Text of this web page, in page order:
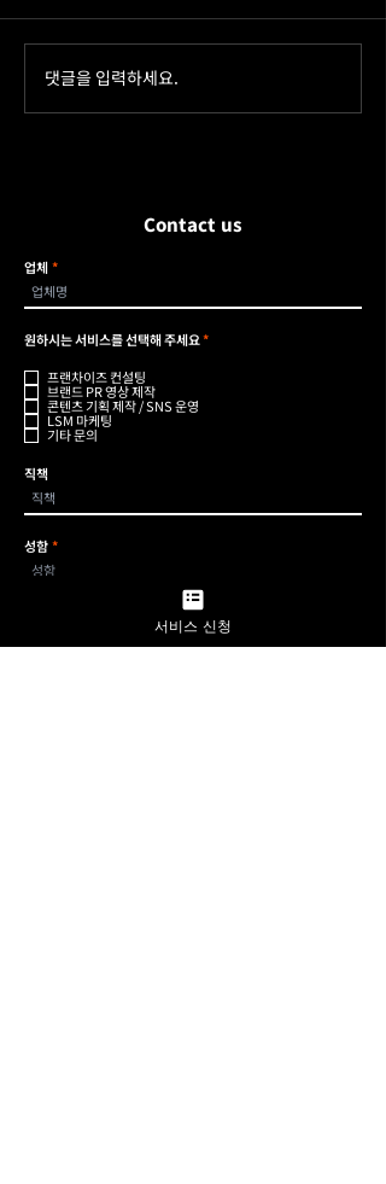
댓글을 입력하세요.
Contact us
업체
원하시는 서비스를 선택해 주세요*필
프랜차이즈 컨설팅
브랜드 PR 영상 제작
콘텐츠 기획 제작 / SNS 운영
LSM 마케팅
기타 문의
직책
성함
서비스 신청